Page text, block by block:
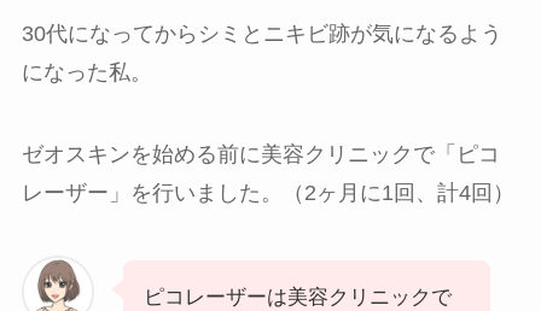
30代になってからシミとニキビ跡が気になるよう
になった私。
ゼオスキンを始める前に美容クリニックで「ピコ
レーザー」を行いました。（2ヶ月に1回、計4回）
ピコレーザーは美容クリニックで